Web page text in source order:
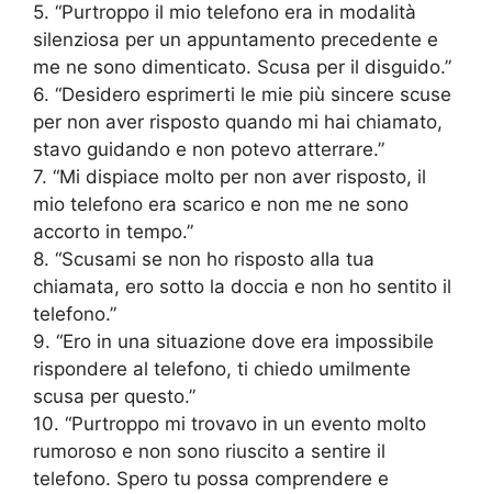
5. “Purtroppo il mio telefono era in modalità
silenziosa per un appuntamento precedente e
me ne sono dimenticato. Scusa per il disguido.”
6. “Desidero esprimerti le mie più sincere scuse
per non aver risposto quando mi hai chiamato,
stavo guidando e non potevo atterrare.”
7. “Mi dispiace molto per non aver risposto, il
mio telefono era scarico e non me ne sono
accorto in tempo.”
8. “Scusami se non ho risposto alla tua
chiamata, ero sotto la doccia e non ho sentito il
telefono.”
9. “Ero in una situazione dove era impossibile
rispondere al telefono, ti chiedo umilmente
scusa per questo.”
10. “Purtroppo mi trovavo in un evento molto
rumoroso e non sono riuscito a sentire il
telefono. Spero tu possa comprendere e